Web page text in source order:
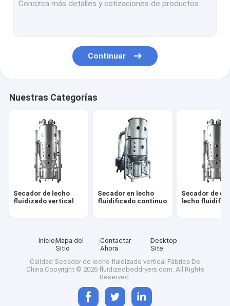
Continuar
Nuestras Categorías
Secador de lecho
fluidizado vertical
Secador en lecho
fluidificado continuo
Secador de
lecho
InicioMapa del
Sitio
Contactar
Ahora
Desktop
Site
Calidad Secador de lecho fluidizado vertical Fábrica De
China.Copyright © 2026 fluidizedbeddryers.com. All Rights
Reserved.